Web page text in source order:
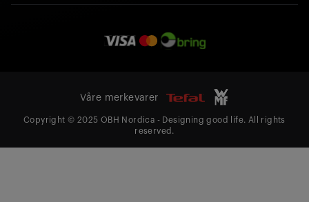
Våre merkevarer
Copyright © 2025 OBH Nordica - Designing good life. All rights
reserved.